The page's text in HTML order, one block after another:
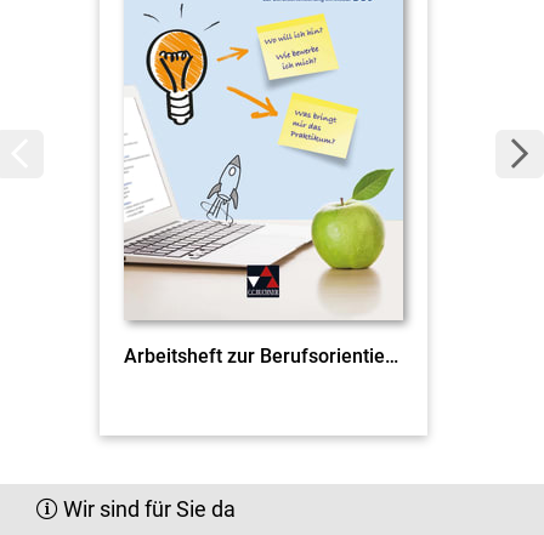
Arbeitsheft zur Berufsorientierung im Modul BO9
Wir sind für Sie da